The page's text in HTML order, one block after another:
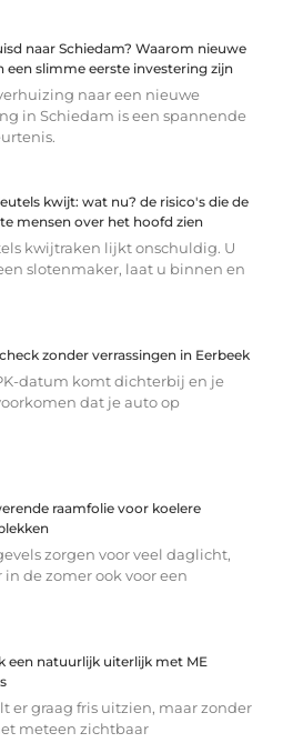
naar Schiedam? Waarom nieuwe
een slimme eerste investering zijn
naar een nieuwe
in Schiedam is een spannende
kwijt: wat nu? de risico's die de
mensen over het hoofd zien
kwijtraken lijkt onschuldig. U
slotenmaker, laat u binnen en
zonder verrassingen in Eerbeek
datum komt dichterbij en je
dat je auto op
raamfolie voor koelere
zorgen voor veel daglicht,
in de zomer ook voor een
een natuurlijk uiterlijk met ME
er graag fris uitzien, maar zonder
meteen zichtbaar